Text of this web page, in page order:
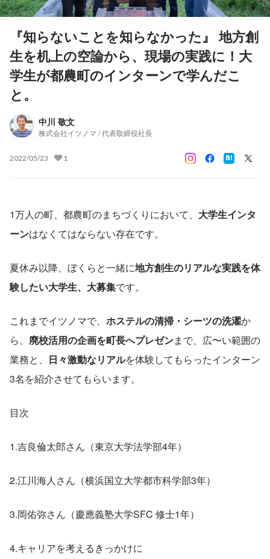
『知らないことを知らなかった』 地方創
生を机上の空論から、現場の実践に！大
学生が都農町のインターンで学んだこ
と。
中川 敬文
株式会社イツノマ / 代表取締役社長
2022/05/23 1
1万人の町、都農町のまちづくりにおいて、 大学生インタ
ーンはなくてはならない存在です。
夏休み以降、ぼくらと一緒に地方創生のリアルな実践を体
験したい大学生、大募集です。
これまでイツノマで、 ホステルの清掃・シーツの洗濯か
ら、 廃校活用の企画を町長へプレゼンまで、広〜い範囲の
業務と、 日々激動なリアルを体験してもらったインターン
3名を紹介させてもらいます。
目次
1.吉良倫太郎さん（東京大学法学部4年）
2.江川海人さん（横浜国立大学都市科学部3年）
3.岡佑弥さん（慶應義塾大学SFC 修士1年）
4.キャリアを考えるきっかけに